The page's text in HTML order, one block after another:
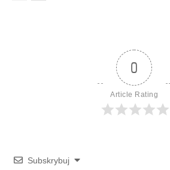
0
Article Rating
Subskrybuj